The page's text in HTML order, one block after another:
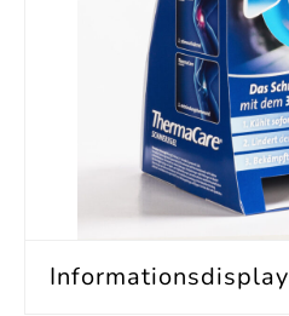
Informationsdisplay